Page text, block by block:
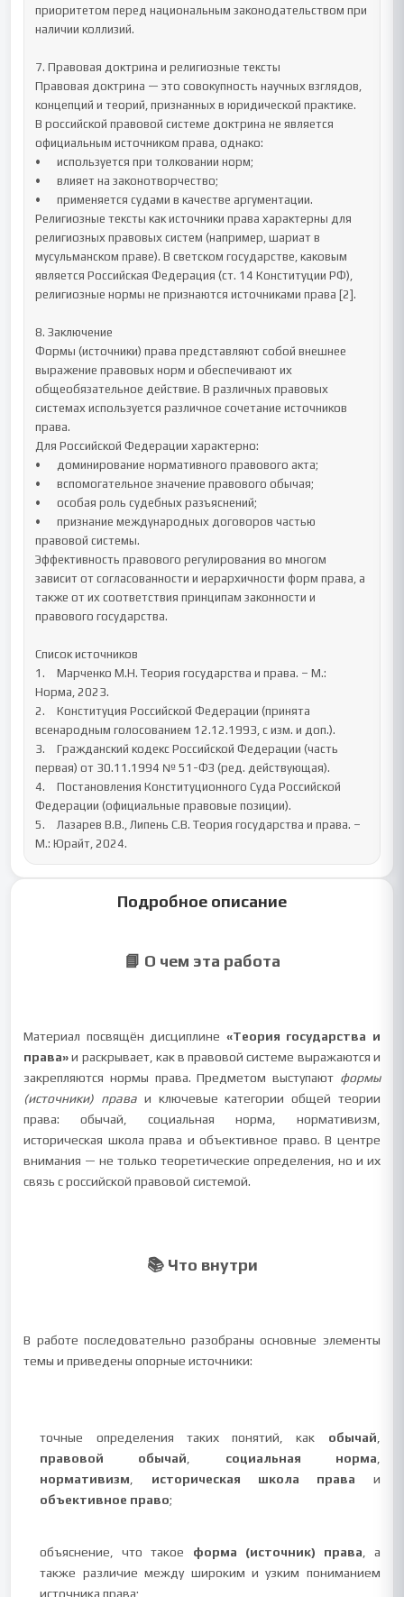
приоритетом перед национальным законодательством при
наличии коллизий.
7. Правовая доктрина и религиозные тексты
Правовая доктрина — это совокупность научных взглядов,
концепций и теорий, признанных в юридической практике.
В российской правовой системе доктрина не является
официальным источником права, однако:
•	используется при толковании норм;
•	влияет на законотворчество;
•	применяется судами в качестве аргументации.
Религиозные тексты как источники права характерны для
религиозных правовых систем (например, шариат в
мусульманском праве). В светском государстве, каковым
является Российская Федерация (ст. 14 Конституции РФ),
религиозные нормы не признаются источниками права [2].
8. Заключение
Формы (источники) права представляют собой внешнее
выражение правовых норм и обеспечивают их
общеобязательное действие. В различных правовых
системах используется различное сочетание источников
права.
Для Российской Федерации характерно:
•	доминирование нормативного правового акта;
•	вспомогательное значение правового обычая;
•	особая роль судебных разъяснений;
•	признание международных договоров частью
правовой системы.
Эффективность правового регулирования во многом
зависит от согласованности и иерархичности форм права, а
также от их соответствия принципам законности и
правового государства.
Список источников
1.	Марченко М.Н. Теория государства и права. – М.:
Норма, 2023.
2.	Конституция Российской Федерации (принята
всенародным голосованием 12.12.1993, с изм. и доп.).
3.	Гражданский кодекс Российской Федерации (часть
первая) от 30.11.1994 № 51-ФЗ (ред. действующая).
4.	Постановления Конституционного Суда Российской
Федерации (официальные правовые позиции).
5.	Лазарев В.В., Липень С.В. Теория государства и права. –
М.: Юрайт, 2024.
Подробное описание
📘 О чем эта работа
Материал посвящён дисциплине «Теория государства и
права»и раскрывает, как в правовой системе выражаются и
закрепляются нормы права. Предметом выступают формы
(источники) праваи ключевые категории общей теории
права: обычай, социальная норма, нормативизм,
историческая школа права и объективное право. В центре
внимания — не только теоретические определения, но и их
связь с российской правовой системой.
📚 Что внутри
В работе последовательно разобраны основные элементы
темы и приведены опорные источники:
точные определения таких понятий, как обычай
правовой обычай
социальная норма
нормативизм
историческая школа права и
объективное право;
объяснение, что такое форма (источник) права , а
также различие между широким и узким пониманием
источника права;